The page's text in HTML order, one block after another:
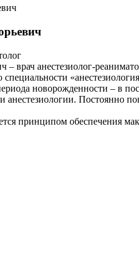
– врач анестезиолог-
новорожденности – в
анестезиологии. Постоянно
принципом обеспечения